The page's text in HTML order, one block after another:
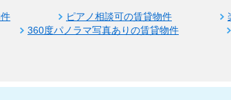
ピアノ相談可の賃貸物件
360度パノラマ写真ありの賃貸物件